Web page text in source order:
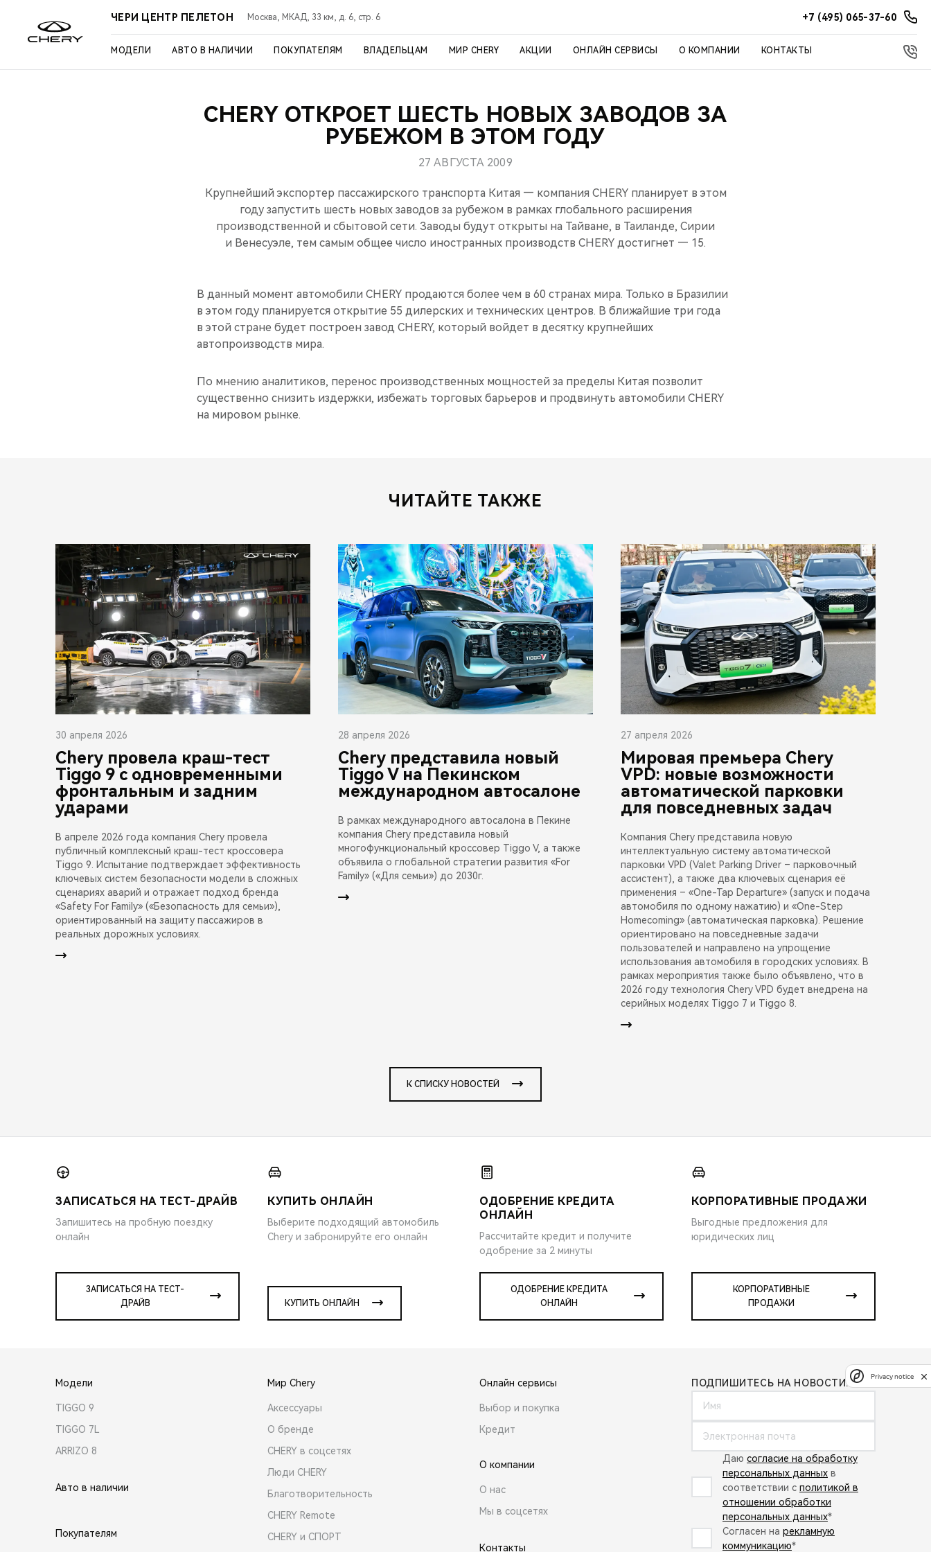
ЧЕРИ ЦЕНТР ПЕЛЕТОН Москва, МКАД, 33 км, д. 6, стр. 6 +7 (495) 065-37-60
МОДЕЛИ АВТО В НАЛИЧИИ ПОКУПАТЕЛЯМ ВЛАДЕЛЬЦАМ МИР CHERY АКЦИИ ОНЛАЙН СЕРВИСЫ О КОМПАНИИ КОНТАКТЫ
CHERY ОТКРОЕТ ШЕСТЬ НОВЫХ ЗАВОДОВ ЗА
РУБЕЖОМ В ЭТОМ ГОДУ
27 АВГУСТА 2009
Крупнейший экспортер пассажирского транспорта Китая — компания CHERY планирует в этом
году запустить шесть новых заводов за рубежом в рамках глобального расширения
производственной и сбытовой сети. Заводы будут открыты на Тайване, в Таиланде, Сирии
и Венесуэле, тем самым общее число иностранных производств CHERY достигнет — 15.
В данный момент автомобили CHERY продаются более чем в 60 странах мира. Только в Бразилии
в этом году планируется открытие 55 дилерских и технических центров. В ближайшие три года
в этой стране будет построен завод CHERY, который войдет в десятку крупнейших
автопроизводств мира.
По мнению аналитиков, перенос производственных мощностей за пределы Китая позволит
существенно снизить издержки, избежать торговых барьеров и продвинуть автомобили CHERY
на мировом рынке.
ЧИТАЙТЕ ТАКЖЕ
30 апреля 2026
Chery провела краш-тест
Tiggo 9 с одновременными
фронтальным и задним
ударами
В апреле 2026 года компания Chery провела
публичный комплексный краш-тест кроссовера
Tiggo 9. Испытание подтверждает эффективность
ключевых систем безопасности модели в сложных
сценариях аварий и отражает подход бренда
«Safety For Family» («Безопасность для семьи»),
ориентированный на защиту пассажиров в
реальных дорожных условиях.
28 апреля 2026
Chery представила новый
Tiggo V на Пекинском
международном автосалоне
В рамках международного автосалона в Пекине
компания Chery представила новый
многофункциональный кроссовер Tiggo V, а также
объявила о глобальной стратегии развития «For
Family» («Для семьи») до 2030г.
27 апреля 2026
Мировая премьера Chery
VPD: новые возможности
автоматической парковки
для повседневных задач
Компания Chery представила новую
интеллектуальную систему автоматической
парковки VPD (Valet Parking Driver – парковочный
ассистент), а также два ключевых сценария её
применения – «One-Tap Departure» (запуск и подача
автомобиля по одному нажатию) и «One-Step
Homecoming» (автоматическая парковка). Решение
ориентировано на повседневные задачи
пользователей и направлено на упрощение
использования автомобиля в городских условиях. В
рамках мероприятия также было объявлено, что в
2026 году технология Chery VPD будет внедрена на
серийных моделях Tiggo 7 и Tiggo 8.
К СПИСКУ НОВОСТЕЙ
ЗАПИСАТЬСЯ НА ТЕСТ-ДРАЙВ
Запишитесь на пробную поездку
онлайн
ЗАПИСАТЬСЯ НА ТЕСТ-
ДРАЙВ
КУПИТЬ ОНЛАЙН
Выберите подходящий автомобиль
Chery и забронируйте его онлайн
КУПИТЬ ОНЛАЙН
ОДОБРЕНИЕ КРЕДИТА
ОНЛАЙН
Рассчитайте кредит и получите
одобрение за 2 минуты
ОДОБРЕНИЕ КРЕДИТА
ОНЛАЙН
КОРПОРАТИВНЫЕ ПРОДАЖИ
Выгодные предложения для
юридических лиц
КОРПОРАТИВНЫЕ
ПРОДАЖИ
Модели
TIGGO 9
TIGGO 7L
ARRIZO 8
Авто в наличии
Покупателям
Мир Chery
Аксессуары
О бренде
CHERY в соцсетях
Люди CHERY
Благотворительность
CHERY Remote
CHERY и СПОРТ
Онлайн сервисы
Выбор и покупка
Кредит
О компании
О нас
Мы в соцсетях
Контакты
ПОДПИШИТЕСЬ НА НОВОСТИ:
Даю согласие на обработку
персональных данных в
соответствии с политикой в
отношении обработки
персональных данных*
Согласен на рекламную
коммуникацию*
Privacy notice